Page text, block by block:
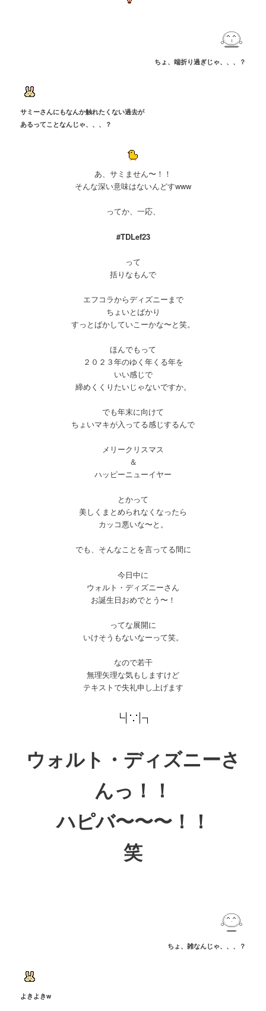
ちょ、端折り過ぎじゃ、、、？
サミーさんにもなんか触れたくない過去が
あるってことなんじゃ、、、？
あ、サミません〜！！
そんな深い意味はないんどすwww
ってか、一応、
#TDLef23
って
括りなもんで
エフコラからディズニーまで
ちょいとばかり
すっとばかしていこーかな〜と笑。
ほんでもって
２０２３年のゆく年くる年を
いい感じで
締めくくりたいじゃないですか。
でも年末に向けて
ちょいマキが入ってる感じするんで
メリークリスマス
＆
ハッピーニューイヤー
とかって
美しくまとめられなくなったら
カッコ悪いな〜と。
でも、そんなことを言ってる間に
今日中に
ウォルト・ディズニーさん
お誕生日おめでとう〜！
ってな展開に
いけそうもないなーって笑。
なので若干
無理矢理な気もしますけど
テキストで失礼申し上げます
ウォルト・ディズニーさ
んっ！！
ハピバ〜〜〜！！
笑
ちょ、雑なんじゃ、、、？
よきよきw